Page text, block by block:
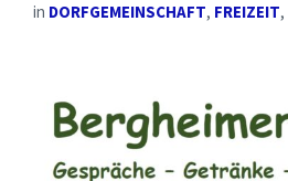
in DORFGEMEINSCHAFT, FREIZEIT,